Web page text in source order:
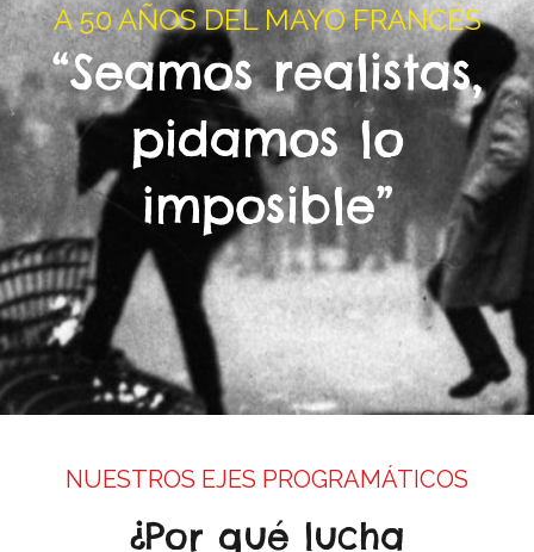
A 50 AÑOS DEL MAYO FRANCÉS
“Seamos realistas,
pidamos lo
imposible”
NUESTROS EJES PROGRAMÁTICOS
¿Por qué lucha